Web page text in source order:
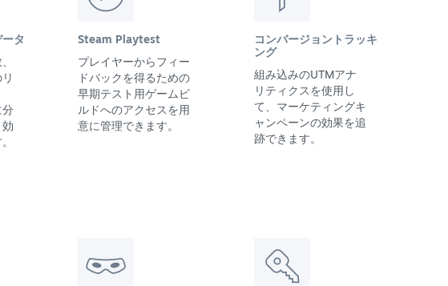
タ
分
Steam Playtest
プレイヤーからフィー
ドバックを得るための
早期テスト用ゲームビ
ルドへのアクセスを用
意に管理できます。
コンバージョントラッキ
ング
組み込みのUTMアナ
リティクスを使用し
て、マーケティングキ
ャンペーンの効果を追
跡できます。